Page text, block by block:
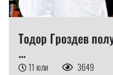
Тодор Гроздев
...
11 юли 3649